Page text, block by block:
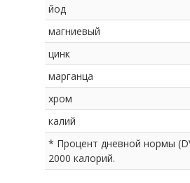
йод
магниевый
цинк
марганца
хром
калий
* Процент дневной нормы
2000 калорий.